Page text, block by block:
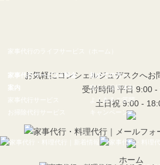
家事代行のライフサービス（ホーム）
家事代行サービス&料金
案内
初めての方へ
安心の保障体制
よくあるご質問
キャンペーン
お気軽にコンシェルジュデスクへお
受付時間 平日 9:00 -
土日祝 9:00 -
ホーム